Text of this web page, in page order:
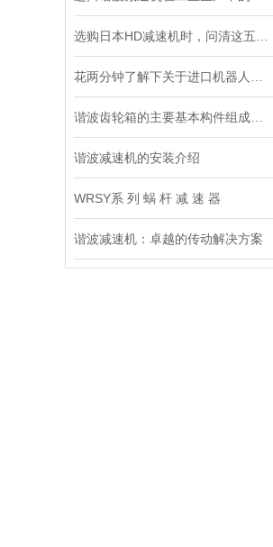
谐波减速机的安装介绍
WRSY系 列 蜗 杆 减 速 器
谐波减速机：卓越的传动解决方案